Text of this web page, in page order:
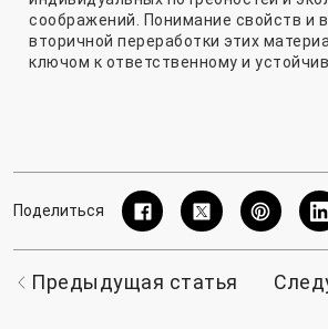
соображений. Понимание свойств и
вторичной переработки этих
ключом к ответственному и
Поделиться
Предыдущая статья